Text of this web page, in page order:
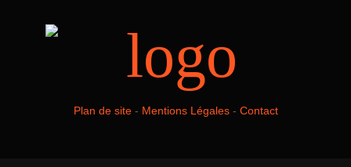
Plan de site- Mentions Légales- Contact